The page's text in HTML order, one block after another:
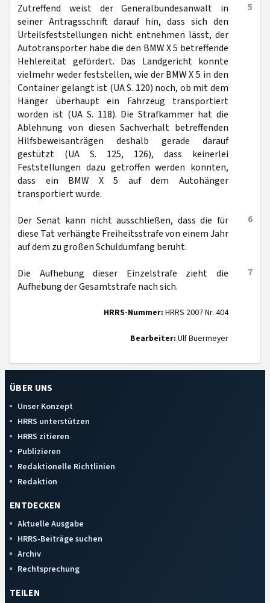
5
Zutreffend weist der Generalbundesanwalt in
seiner Antragsschrift darauf hin, dass sich den
Urteilsfeststellungen nicht entnehmen lässt, der
Autotransporter habe die den BMW X 5 betreffende
Hehlereitat gefördert. Das Landgericht konnte
vielmehr weder feststellen, wie der BMW X 5 in den
Container gelangt ist (UA S. 120) noch, ob mit dem
Hänger überhaupt ein Fahrzeug transportiert
worden ist (UA S. 118). Die Strafkammer hat die
Ablehnung von diesen Sachverhalt betreffenden
Hilfsbeweisanträgen deshalb gerade darauf
gestützt (UA S. 125, 126), dass keinerlei
Feststellungen dazu getroffen werden konnten,
dass ein BMW X 5 auf dem Autohänger
transportiert wurde.
6
Der Senat kann nicht ausschließen, dass die für
diese Tat verhängte Freiheitsstrafe von einem Jahr
auf dem zu großen Schuldumfang beruht.
7
Die Aufhebung dieser Einzelstrafe zieht die
Aufhebung der Gesamtstrafe nach sich.
HRRS-Nummer: HRRS 2007 Nr. 404
Bearbeiter: Ulf Buermeyer
ÜBER UNS
Unser Konzept
HRRS unterstützen
HRRS zitieren
Publizieren
Redaktionelle Richtlinien
Redaktion
ENTDECKEN
Aktuelle Ausgabe
HRRS-Beiträge suchen
Archiv
Rechtsprechung
TEILEN